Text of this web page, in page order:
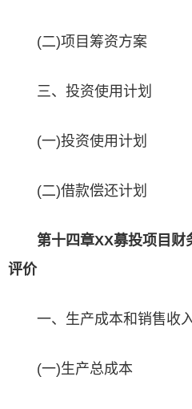
(二)项目筹资方案
三、投资使用计划
(一)投资使用计划
(二)借款偿还计划
第十四章XX募投项目财
评价
一、生产成本和销售收
(一)生产总成本